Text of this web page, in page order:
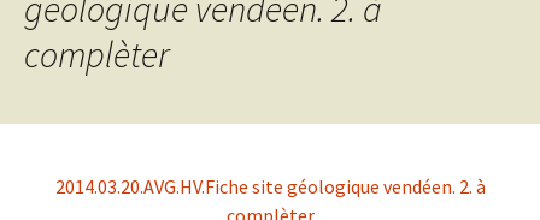
complèter
2014.03.20.AVG.HV.Fiche site géologique vendéen. 2. à
complèter